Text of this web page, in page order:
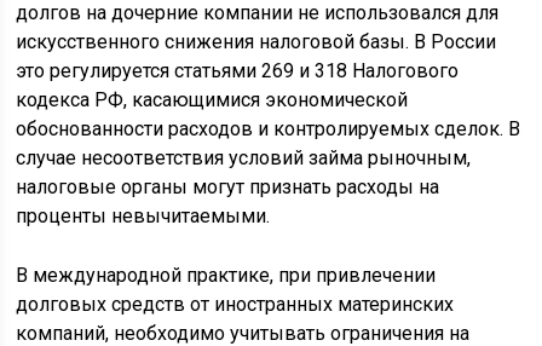
долгов на дочерние компании не использовался для
искусственного снижения налоговой базы. В России
это регулируется статьями 269 и 318 Налогового
кодекса РФ, касающимися экономической
обоснованности расходов и контролируемых сделок. В
случае несоответствия условий займа рыночным,
налоговые органы могут признать расходы на
проценты невычитаемыми.
В международной практике, при привлечении
долговых средств от иностранных материнских
компаний, необходимо учитывать ограничения на